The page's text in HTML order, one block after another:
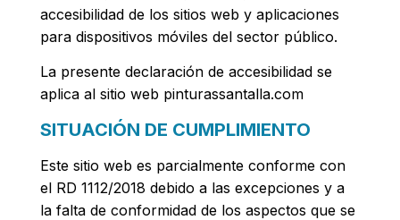
accesibilidad de los sitios web y aplicaciones
para dispositivos móviles del sector público.
La presente declaración de accesibilidad se
aplica al sitio web pinturassantalla.com
SITUACIÓN DE CUMPLIMIENTO
Este sitio web es parcialmente conforme con
el RD 1112/2018 debido a las excepciones y a
la falta de conformidad de los aspectos que se